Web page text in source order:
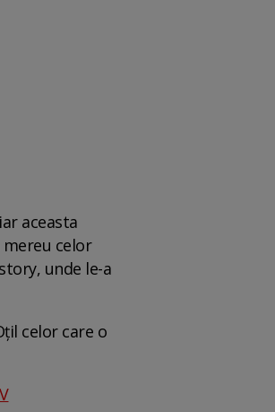
aceasta
celor
unde le-a
celor care o